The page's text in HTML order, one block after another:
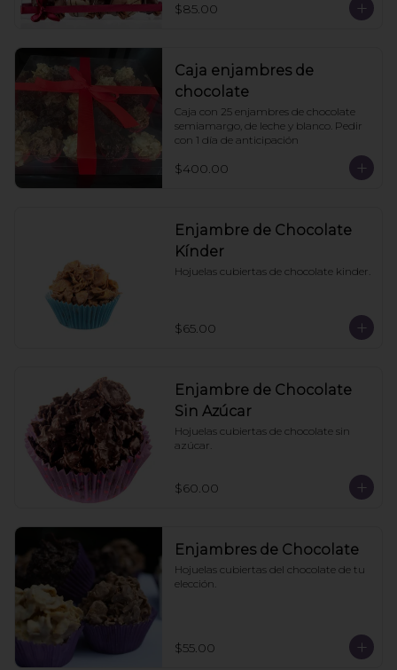
$85.00
Caja enjambres de
chocolate
Caja con 25 enjambres de chocolate
semiamargo, de leche y blanco. Pedir
con 1 día de anticipación
$400.00
Enjambre de Chocolate
Kínder
Hojuelas cubiertas de chocolate kinder.
$65.00
Enjambre de Chocolate
Sin Azúcar
Hojuelas cubiertas de chocolate sin
azúcar.
$60.00
Enjambres de Chocolate
Hojuelas cubiertas del chocolate de tu
elección.
$55.00